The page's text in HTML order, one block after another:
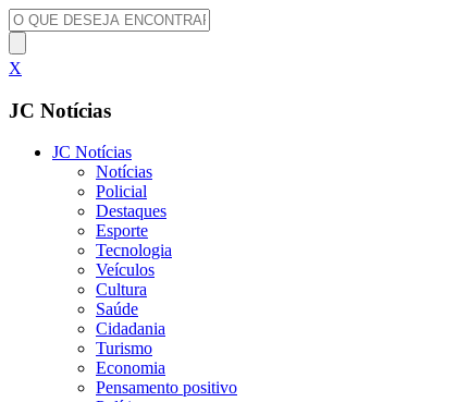
X
JC Notícias
JC Notícias
Notícias
Policial
Destaques
Esporte
Tecnologia
Veículos
Cultura
Saúde
Cidadania
Turismo
Economia
Pensamento positivo